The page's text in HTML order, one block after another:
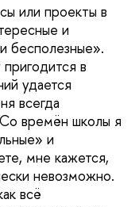
или проекты в
и
бесполезные».
в
удается
всегда
времён школы я
и
мне кажется,
невозможно.
всё